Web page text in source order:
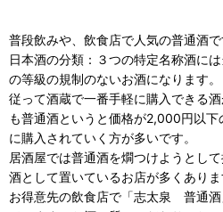
普段飲みや、飲食店で人気の普通酒で
日本酒の分類：３つの特定名称酒に
の等級の規制のないお酒になります。
従って酒蔵で一番手軽に購入できる
も普通酒というと価格が2,000円以下
に購入されていく方が多いです。
居酒屋では普通酒を燗つけようとし
酒として置いているお店が多くありま
お得意先の飲食店で「志太泉 普通酒